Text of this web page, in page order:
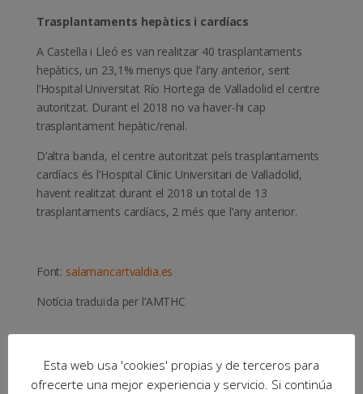
Trasplantaments hepàtics i cardíacs
A Castella i Lleó es van realitzar 40 trasplantaments
hepàtics, un 23,1% menys que l’any anterior, sent
l’Hospital Universitat Río Hortega de Valladolid el centre
autoritzat. Durant el 2018 no va haver-hi cap
trasplantament hepàtic/renal.
D’altra banda, el centre autoritzat pels trasplantaments
cardíacs és l’Hospital Clínic Universitari de Valladolid,
havent realitzat durant el 2018 un total de 13
trasplantaments cardíacs, 2 més que l’any anterior.
Font: salamancartvaldia.es
Notícia traduïda per l’AMTHC
Esta web usa 'cookies' propias y de terceros para
ofrecerte una mejor experiencia y servicio. Si continúa